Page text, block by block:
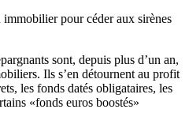
pour céder aux sirènes
sont, depuis plus d’un an,
Ils s’en détournent au profit
les fonds datés obligataires, les
«fonds euros boostés»